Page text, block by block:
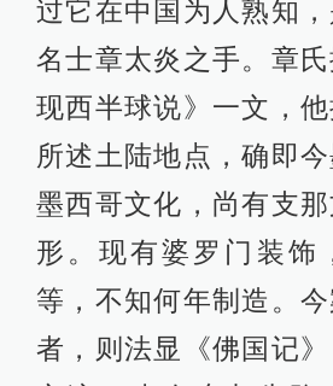
过它在中国为人熟知
名士章太炎之手。章
现西半球说》一文，
所述土陆地点，确即
墨西哥文化，尚有支
形。现有婆罗门装饰
等，不知何年制造。
者，则法显《佛国记